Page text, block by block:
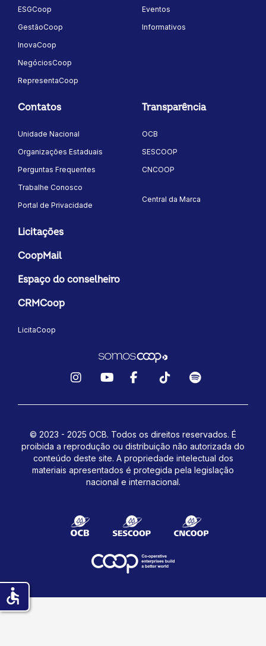
ESGCoop
GestãoCoop
InovaCoop
NegóciosCoop
RepresentaCoop
Eventos
Informativos
Contatos
Unidade Nacional
Organizações Estaduais
Perguntas Frequentes
Trabalhe Conosco
Portal de Privacidade
Transparência
OCB
SESCOOP
CNCOOP
Central da Marca
Licitações
CoopMail
Espaço do conselheiro
CRMCoop
LicitaCoop
© 2023 - 2025 OCB. Todos os direitos reservados. É
proibida a reprodução ou distribuição não autorizada do
conteúdo deste site. A propriedade intelectual dos
materiais apresentados é protegida pela legislação
nacional e internacional.
accessible